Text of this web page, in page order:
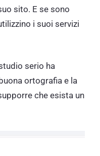
sito. E se sono
i suoi servizi
serio ha
ortografia e la
che esista un